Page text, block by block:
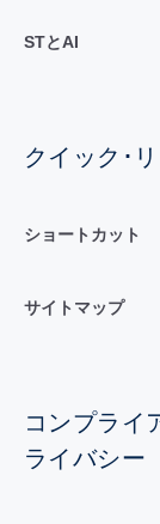
STとAI
クイック･
ショートカット
サイトマップ
コンプライ
ライバシー